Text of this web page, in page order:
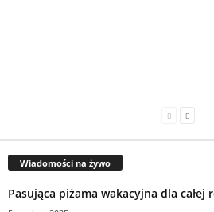
Wiadomości na żywo
Pasująca piżama wakacyjna dla całej